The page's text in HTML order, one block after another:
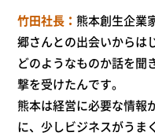
竹田社長
熊本創生企業
郷さんとの出会いからは
どのようなものか話を聞
撃を受けたんです。
熊本は経営に必要な情報
に、少しビジネスがうま